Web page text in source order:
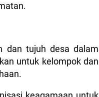
dan tujuh desa dalam
untuk kelompok dan